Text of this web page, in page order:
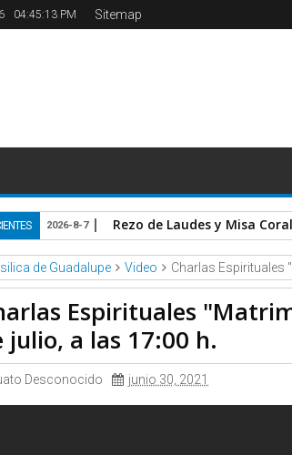
04:45:13 PM Sitemap
Rezo de Laudes y Misa
2026-8-7
de Guadalupe Video Charlas Espirituales
Espirituales
julio, a las 17:00 h.
Desconocido junio 30, 2021